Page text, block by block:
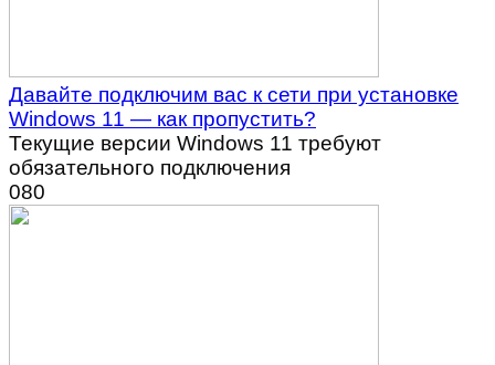
Давайте подключим вас к сети при установке
Windows 11 — как пропустить?
Текущие версии Windows 11 требуют
обязательного подключения
080